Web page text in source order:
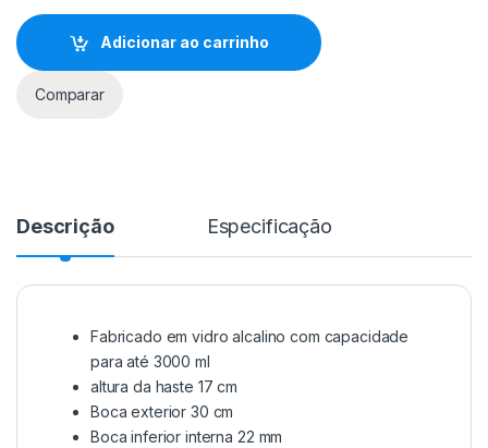
Adicionar ao carrinho
Comparar
Descrição Especificação
Fabricado em vidro alcalino com capacidade
para até 3000 ml
altura da haste 17 cm
Boca exterior 30 cm
Boca inferior interna 22 mm